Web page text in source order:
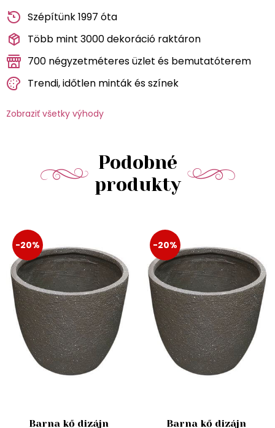
Szépítünk 1997 óta
Több mint 3000 dekoráció raktáron
700 négyzetméteres üzlet és bemutatóterem
Trendi, időtlen minták és színek
Zobraziť všetky výhody
Podobné
produkty
-20%
Barna kő dizájn
-20%
Barna kő dizájn